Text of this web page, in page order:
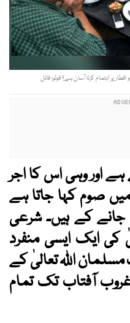
پر اہتمام کرنا آسان ہے؟ فوٹو: فائل
اور وہی اس کا اجر
صوم کہا جاتا ہے
کے ہیں۔ شرعی
کی ایک ایسی منفرد
اﷲ تعالیٰ کے
آفتاب تک تمام